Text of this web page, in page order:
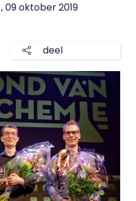
, 09 oktober 2019
deel